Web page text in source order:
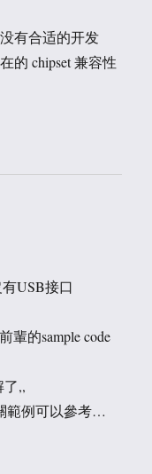
有合适的开发
的 chipset 兼容性
USB接口
輩的sample code
了,,
範例可以參考…